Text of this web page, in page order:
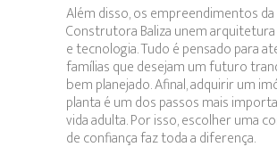
Além disso, os empreendimentos da
Construtora Baliza unem
e tecnologia. Tudo é pensado para
famílias que desejam um futuro
bem planejado. Afinal, adquirir um
planta é um dos passos mais
vida adulta. Por isso, escolher uma
de confiança faz toda a diferença.